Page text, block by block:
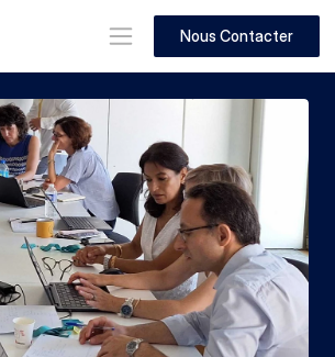
Nous Contacter